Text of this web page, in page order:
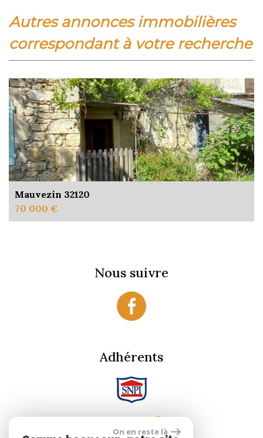
autres annonces immobilières
correspondant à votre recherche
Mauvezin 32120
70 000 €
Nous suivre
Adhérents
On en reste là